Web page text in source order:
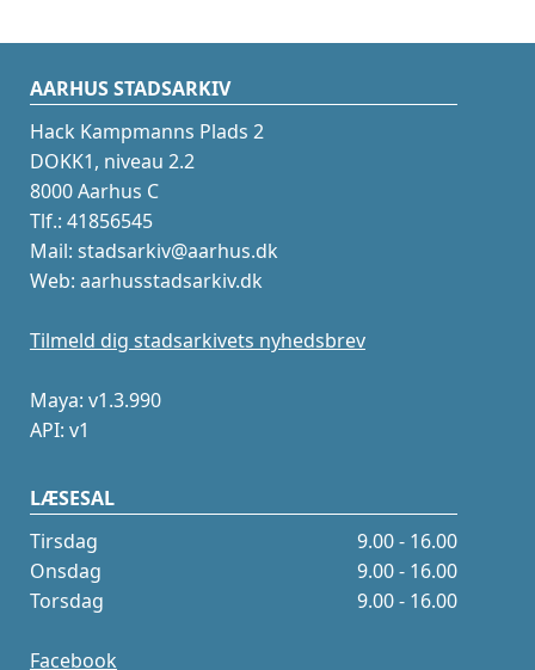
AARHUS STADSARKIV
Hack Kampmanns Plads 2
DOKK1, niveau 2.2
8000 Aarhus C
Tlf.: 41856545
Mail: stadsarkiv@aarhus.dk
Web: aarhusstadsarkiv.dk
Tilmeld dig stadsarkivets nyhedsbrev
Maya: v1.3.990
API: v1
LÆSESAL
Tirsdag
9.00 - 16.00
Onsdag
9.00 - 16.00
Torsdag
9.00 - 16.00
Facebook